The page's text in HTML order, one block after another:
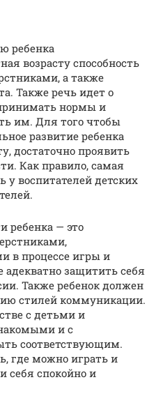
ребенка
возрасту способность
а также
Также речь идет о
нормы и
им. Для того чтобы
развитие ребенка
достаточно проявить
Как правило, самая
воспитателей детских
ребенка — это
в процессе игры и
защитить себя
Также ребенок должен
стилей коммуникации.
с детьми и
и с
соответствующим.
где можно играть и
себя спокойно и